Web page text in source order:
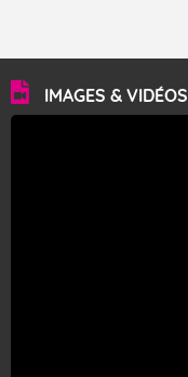
IMAGES & VIDÉOS